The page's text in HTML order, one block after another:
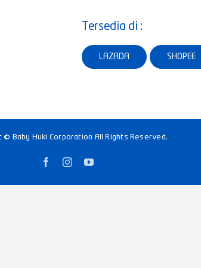
Tersedia di :
LAZADA SHOPEE
© Baby Huki Corporation All Rights Reserved.
FacebookInstagramYouTube